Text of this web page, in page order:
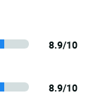
8.9/10
8.9/10